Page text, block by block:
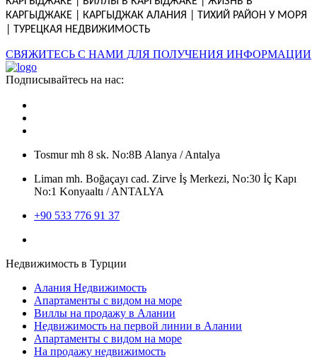
КАРГЫДЖАКЕ | КАРГЫДЖАК АЛАНИЯ | ТИХИЙ РАЙОН У МОРЯ
| ТУРЕЦКАЯ НЕДВИЖИМОСТЬ
СВЯЖИТЕСЬ С НАМИ ДЛЯ ПОЛУЧЕНИЯ ИНФОРМАЦИИ
Подписывайтесь на нас:
Tosmur mh 8 sk. No:8B Alanya / Antalya
Liman mh. Boğaçayı cad. Zirve İş Merkezi, No:30 İç Kapı
No:1 Konyaaltı / ANTALYA
+90 533 776 91 37
Недвижимость в Турции
Алания Недвижимость
Апартаменты с видом на море
Виллы на продажу в Алании
Недвижимость на первой линии в Алании
Апартаменты с видом на море
На продажу недвижимость